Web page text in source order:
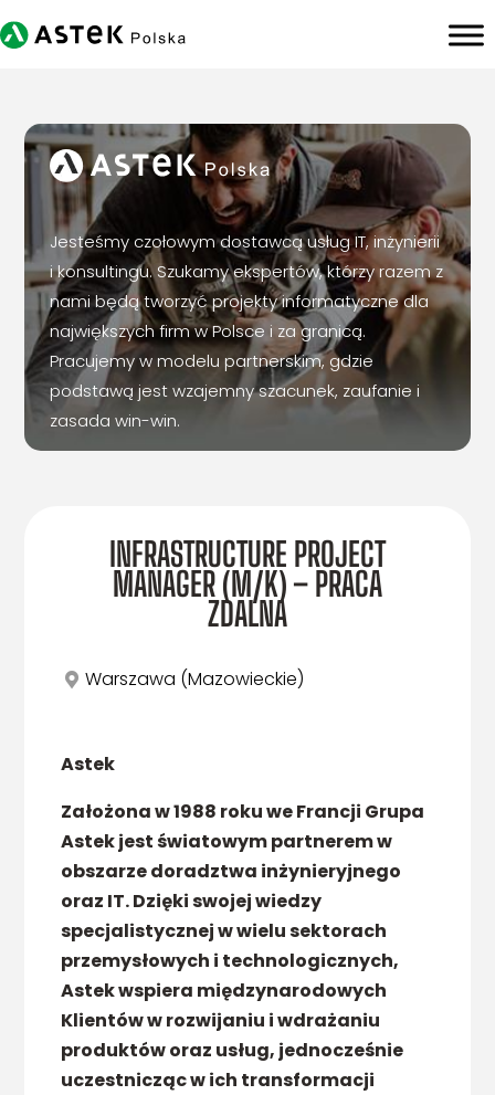
Jesteśmy czołowym dostawcą usług IT, inżynierii
i konsultingu. Szukamy ekspertów, którzy razem z
nami będą tworzyć projekty informatyczne dla
największych firm w Polsce i za granicą.
Pracujemy w modelu partnerskim, gdzie
podstawą jest wzajemny szacunek, zaufanie i
zasada win-win.
INFRASTRUCTURE PROJECT
MANAGER (M/K) – PRACA
ZDALNA
Warszawa (Mazowieckie)
Astek
Założona w 1988 roku we Francji Grupa
Astek jest światowym partnerem w
obszarze doradztwa inżynieryjnego
oraz IT. Dzięki swojej wiedzy
specjalistycznej w wielu sektorach
przemysłowych i technologicznych,
Astek wspiera międzynarodowych
Klientów w rozwijaniu i wdrażaniu
produktów oraz usług, jednocześnie
uczestnicząc w ich transformacji